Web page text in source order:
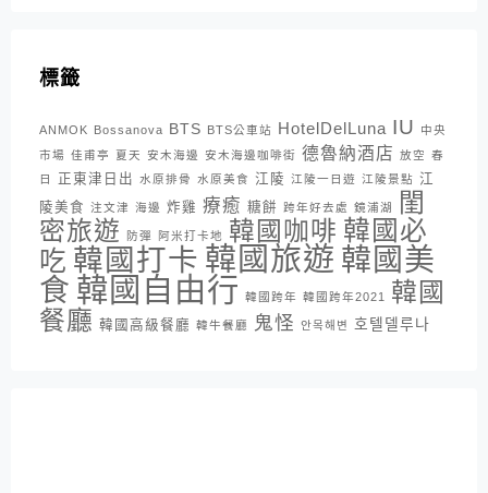
標籤
ANMOK Bossanova BTS BTS公車站 HotelDelLuna IU
中央
市場 佳甫亭 夏天 安木海邊 安木海邊咖啡街 德魯納酒店 放空 春
日
正東津日出 水原排骨 水原美食 江陵 江陵一日遊 江陵景點 江
陵美食 注文津 海邊 炸雞 療癒 糖餅 跨年好去處 鏡浦湖
閨
密旅遊
防彈 阿米打卡地 韓國咖啡 韓國必
吃 韓國打卡 韓國旅遊 韓國美
食 韓國自由行 韓國跨年 韓國跨年2021
韓國
餐廳 韓國高級餐廳 韓牛餐廳 鬼怪 안목해변 호텔델루나